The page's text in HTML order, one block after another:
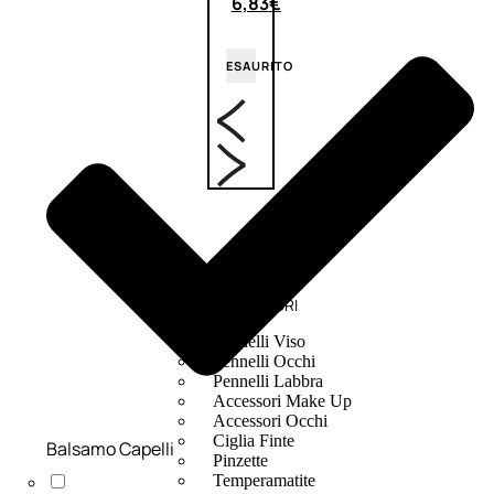
ESAURITO
ACCESSORI
Pennelli Viso
Pennelli Occhi
Pennelli Labbra
Accessori Make Up
Accessori Occhi
Ciglia Finte
Pinzette
Temperamatite
Balsamo Capelli